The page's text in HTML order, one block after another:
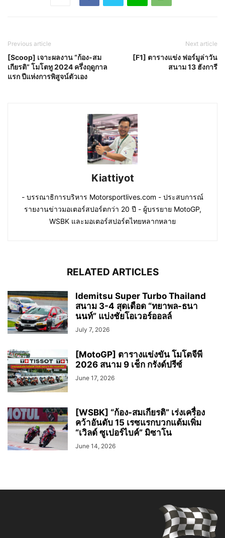
Previous article
[Scoop] เจาะผลงาน “ก้อง-สม
เกียรติ” โมโตทู 2024 ครึ่งฤดูกาล
แรก ปีแห่งการพิสูจน์ตัวเอง
Next article
[F1] ตารางแข่ง ฟอร์มูล่าวัน
สนาม 13 ฮังการี
Kiattiyot
- บรรณาธิการบริหาร Motorsportlives.com - ประสบการณ์
รายงานข่าวมอเตอร์สปอร์ตกว่า 20 ปี - ผู้บรรยาย MotoGP,
WSBK และมอเตอร์สปอร์ตไทยหลากหลาย
RELATED ARTICLES
Idemitsu Super Turbo Thailand
สนาม 3-4 สุดเดือด “ทยาพล-ธนา
นนท์” แบ่งชัยโอเวอร์ออลล์
July 7, 2026
[MotoGP] ตารางแข่งขัน โมโตจีพี
2026 สนาม 9 เช็ก กรังด์ปรีซ์
June 17, 2026
[WSBK] “ก้อง-สมเกียรติ” เร่งเครื่อง
คว้าอันดับ 15 เรซแรกบวกแต้มเพิ่ม
“เวิลด์ ซูเปอร์ไบค์” มิซาโน
June 14, 2026